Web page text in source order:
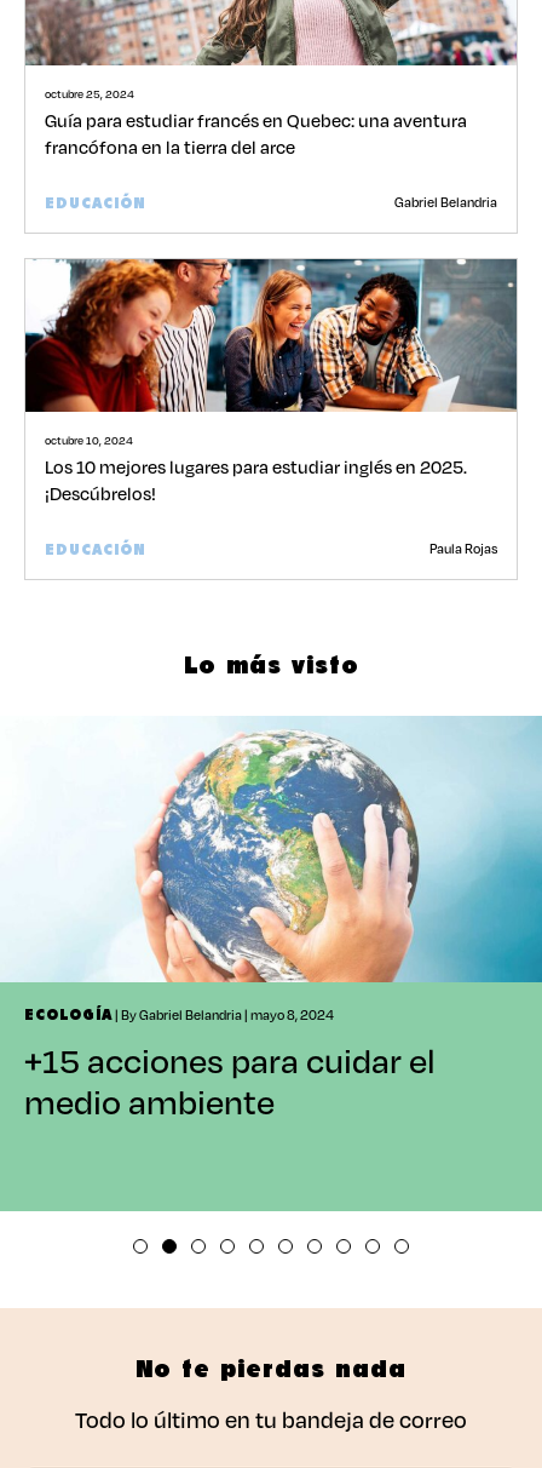
octubre 25, 2024
Guía para estudiar francés en Quebec: una aventura
francófona en la tierra del arce
EDUCACIÓN Gabriel Belandria
octubre 10, 2024
Los 10 mejores lugares para estudiar inglés en 2025.
¡Descúbrelos!
EDUCACIÓN Paula Rojas
Lo más visto
ECOLOGÍA| By Gabriel Belandria | mayo 8, 2024
+15 acciones para cuidar el
medio ambiente
No te pierdas nada
Todo lo último en tu bandeja de correo